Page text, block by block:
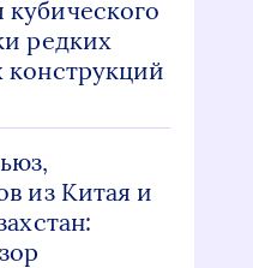
редких
из Китая и